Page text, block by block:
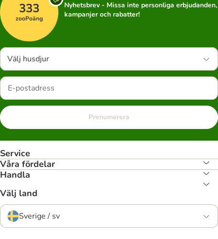
333
zooPoäng
Nyhetsbrev - Missa inte personliga erbjudanden,
kampanjer och rabatter!
Välj husdjur
Prenumerera
Service
Våra fördelar
Handla
Välj land
Sverige / sv